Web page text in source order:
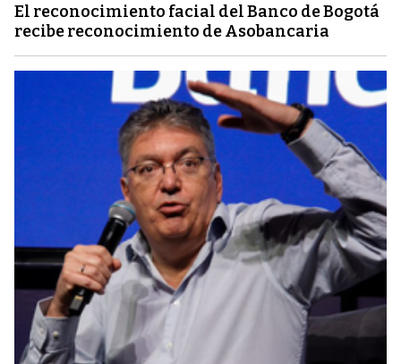
El reconocimiento facial del Banco de Bogotá
recibe reconocimiento de Asobancaria